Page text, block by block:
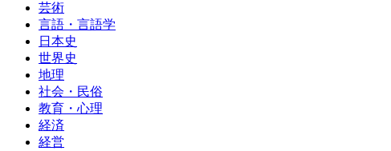
芸術
言語・言語学
日本史
世界史
地理
社会・民俗
教育・心理
経済
経営